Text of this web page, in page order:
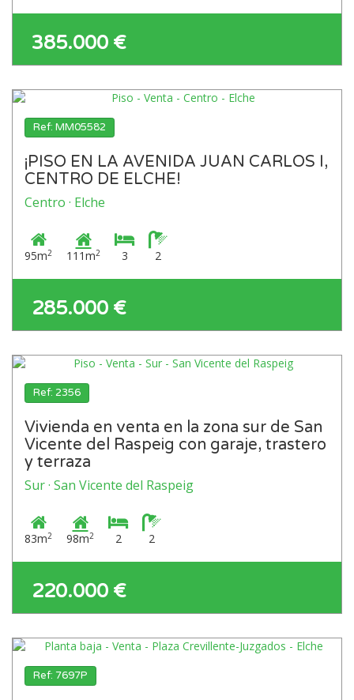
385.000 €
Ref: MM05582
¡PISO EN LA AVENIDA JUAN CARLOS I,
CENTRO DE ELCHE!
Centro · Elche
95m2 111m2 3 2
285.000 €
Ref: 2356
Vivienda en venta en la zona sur de San
Vicente del Raspeig con garaje, trastero
y terraza
Sur · San Vicente del Raspeig
83m2 98m2 2 2
220.000 €
Ref: 7697P